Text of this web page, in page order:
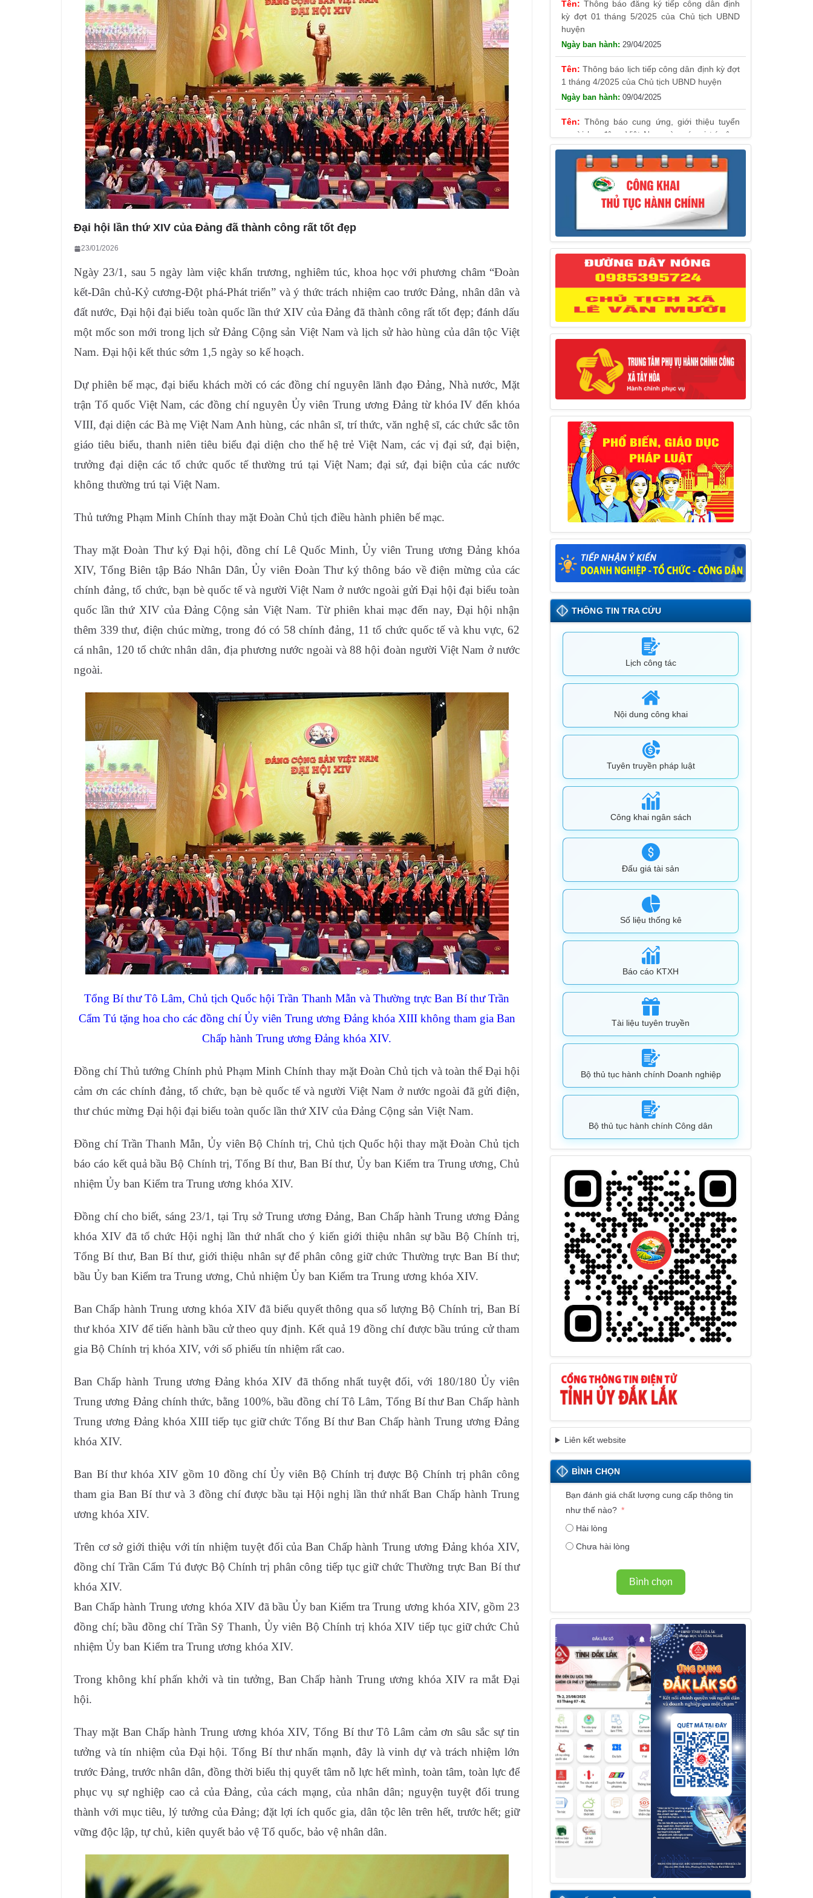
Đại hội lần thứ XIV của Đảng đã thành công rất tốt đẹp
23/01/2026
Ngày 23/1, sau 5 ngày làm việc khẩn trương, nghiêm túc, khoa học với phương châm “Đoàn
kết-Dân chủ-Kỷ cương-Đột phá-Phát triển” và ý thức trách nhiệm cao trước Đảng, nhân dân và
đất nước, Đại hội đại biểu toàn quốc lần thứ XIV của Đảng đã thành công rất tốt đẹp; đánh dấu
một mốc son mới trong lịch sử Đảng Cộng sản Việt Nam và lịch sử hào hùng của dân tộc Việt
Nam. Đại hội kết thúc sớm 1,5 ngày so kế hoạch.
Dự phiên bế mạc, đại biểu khách mời có các đồng chí nguyên lãnh đạo Đảng, Nhà nước, Mặt
trận Tổ quốc Việt Nam, các đồng chí nguyên Ủy viên Trung ương Đảng từ khóa IV đến khóa
VIII, đại diện các Bà mẹ Việt Nam Anh hùng, các nhân sĩ, trí thức, văn nghệ sĩ, các chức sắc tôn
giáo tiêu biểu, thanh niên tiêu biểu đại diện cho thế hệ trẻ Việt Nam, các vị đại sứ, đại biện,
trưởng đại diện các tổ chức quốc tế thường trú tại Việt Nam; đại sứ, đại biện của các nước
không thường trú tại Việt Nam.
Thủ tướng Phạm Minh Chính thay mặt Đoàn Chủ tịch điều hành phiên bế mạc.
Thay mặt Đoàn Thư ký Đại hội, đồng chí Lê Quốc Minh, Ủy viên Trung ương Đảng khóa
XIV, Tổng Biên tập Báo Nhân Dân, Ủy viên Đoàn Thư ký thông báo về điện mừng của các
chính đảng, tổ chức, bạn bè quốc tế và người Việt Nam ở nước ngoài gửi Đại hội đại biểu toàn
quốc lần thứ XIV của Đảng Cộng sản Việt Nam. Từ phiên khai mạc đến nay, Đại hội nhận
thêm 339 thư, điện chúc mừng, trong đó có 58 chính đảng, 11 tổ chức quốc tế và khu vực, 62
cá nhân, 120 tổ chức nhân dân, địa phương nước ngoài và 88 hội đoàn người Việt Nam ở nước
ngoài.
Tổng Bí thư Tô Lâm, Chủ tịch Quốc hội Trần Thanh Mẫn và Thường trực Ban Bí thư Trần
Cẩm Tú tặng hoa cho các đồng chí Ủy viên Trung ương Đảng khóa XIII không tham gia Ban
Chấp hành Trung ương Đảng khóa XIV.
Đồng chí Thủ tướng Chính phủ Phạm Minh Chính thay mặt Đoàn Chủ tịch và toàn thể Đại hội
cảm ơn các chính đảng, tổ chức, bạn bè quốc tế và người Việt Nam ở nước ngoài đã gửi điện,
thư chúc mừng Đại hội đại biểu toàn quốc lần thứ XIV của Đảng Cộng sản Việt Nam.
Đồng chí Trần Thanh Mẫn, Ủy viên Bộ Chính trị, Chủ tịch Quốc hội thay mặt Đoàn Chủ tịch
báo cáo kết quả bầu Bộ Chính trị, Tổng Bí thư, Ban Bí thư, Ủy ban Kiểm tra Trung ương, Chủ
nhiệm Ủy ban Kiểm tra Trung ương khóa XIV.
Đồng chí cho biết, sáng 23/1, tại Trụ sở Trung ương Đảng, Ban Chấp hành Trung ương Đảng
khóa XIV đã tổ chức Hội nghị lần thứ nhất cho ý kiến giới thiệu nhân sự bầu Bộ Chính trị,
Tổng Bí thư, Ban Bí thư, giới thiệu nhân sự để phân công giữ chức Thường trực Ban Bí thư;
bầu Ủy ban Kiểm tra Trung ương, Chủ nhiệm Ủy ban Kiểm tra Trung ương khóa XIV.
Ban Chấp hành Trung ương khóa XIV đã biểu quyết thông qua số lượng Bộ Chính trị, Ban Bí
thư khóa XIV để tiến hành bầu cử theo quy định. Kết quả 19 đồng chí được bầu trúng cử tham
gia Bộ Chính trị khóa XIV, với số phiếu tín nhiệm rất cao.
Ban Chấp hành Trung ương Đảng khóa XIV đã thống nhất tuyệt đối, với 180/180 Ủy viên
Trung ương Đảng chính thức, bằng 100%, bầu đồng chí Tô Lâm, Tổng Bí thư Ban Chấp hành
Trung ương Đảng khóa XIII tiếp tục giữ chức Tổng Bí thư Ban Chấp hành Trung ương Đảng
khóa XIV.
Ban Bí thư khóa XIV gồm 10 đồng chí Ủy viên Bộ Chính trị được Bộ Chính trị phân công
tham gia Ban Bí thư và 3 đồng chí được bầu tại Hội nghị lần thứ nhất Ban Chấp hành Trung
ương khóa XIV.
Trên cơ sở giới thiệu với tín nhiệm tuyệt đối của Ban Chấp hành Trung ương Đảng khóa XIV,
đồng chí Trần Cẩm Tú được Bộ Chính trị phân công tiếp tục giữ chức Thường trực Ban Bí thư
khóa XIV.
Ban Chấp hành Trung ương khóa XIV đã bầu Ủy ban Kiểm tra Trung ương khóa XIV, gồm 23
đồng chí; bầu đồng chí Trần Sỹ Thanh, Ủy viên Bộ Chính trị khóa XIV tiếp tục giữ chức Chủ
nhiệm Ủy ban Kiểm tra Trung ương khóa XIV.
Trong không khí phấn khởi và tin tưởng, Ban Chấp hành Trung ương khóa XIV ra mắt Đại
hội.
Thay mặt Ban Chấp hành Trung ương khóa XIV, Tổng Bí thư Tô Lâm cảm ơn sâu sắc sự tin
tưởng và tín nhiệm của Đại hội. Tổng Bí thư nhấn mạnh, đây là vinh dự và trách nhiệm lớn
trước Đảng, trước nhân dân, đồng thời biểu thị quyết tâm nỗ lực hết mình, toàn tâm, toàn lực để
phục vụ sự nghiệp cao cả của Đảng, của cách mạng, của nhân dân; nguyện tuyệt đối trung
thành với mục tiêu, lý tưởng của Đảng; đặt lợi ích quốc gia, dân tộc lên trên hết, trước hết; giữ
vững độc lập, tự chủ, kiên quyết bảo vệ Tổ quốc, bảo vệ nhân dân.
29/04/2025
Thông báo lịch tiếp công dân định kỳ đợt
09/04/2025
Thông báo cung ứng, giới thiệu tuyển
việc dự kiến tuyển người lao động nước ngoài
31/03/2025
Thông báo treo cờ Tổ quốc nhân kỷ
niệm 50 năm Ngày giải phóng tỉnh Phú Yên
(01/4/1975 – 01/4/2025)
28/03/2025
Thông báo giới thiệu, cung ứng lao động
Việt Nam cho Liên danh Hengtong
International Engineering Co.,Ltd
27/03/2025
Thông báo đăng ký tiếp công dân định
kỳ đợt 02 tháng 3/2025 của Chủ tịch UBND
huyện
12/03/2025
Thông báo lịch công tác của Chủ tịch,
các Phó Chủ tịch UBND huyện và Phó Chủ
tịch Hội đồng nhân dân huyện (Từ ngày
10/3/2025 – 14/3/2025)
10/03/2025
Thông báo tổ chức thực hiện Cưỡng chế
buộc thực hiện biện pháp khắc phục hậu quả
trong lĩnh vực đất đai
17/06/2025
Thông báo đăng ký tiếp công dân định
kỳ đợt 01 tháng 6/2025 của Chủ tịch UBND
huyện
26/05/2025
Lịch tiếp công dân định kỳ đợt 1 tháng
5/2025 của Chủ tịch UBND huyện
09/05/2025
THÔNG TIN TRA CỨU
Lịch công tác
Nội dung công khai
Tuyên truyền pháp luật
Công khai ngân sách
Đấu giá tài sản
Số liệu thống kê
Báo cáo KTXH
Tài liệu tuyên truyền
Bộ thủ tục hành chính Doanh nghiệp
Bộ thủ tục hành chính Công dân
Liên kết website
BÌNH CHỌN
Bạn đánh giá chất lượng cung cấp thông tin
như thế nào?
Hài lòng
Chưa hài lòng
Bình chọn